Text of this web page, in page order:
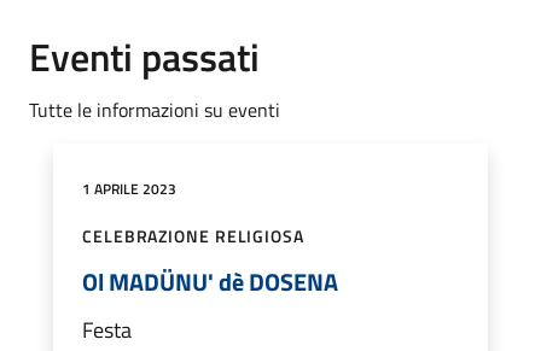
Eventi passati
Tutte le informazioni su eventi
1 APRILE 2023
CELEBRAZIONE RELIGIOSA
Ol MADÜNU' dè DOSENA
Festa